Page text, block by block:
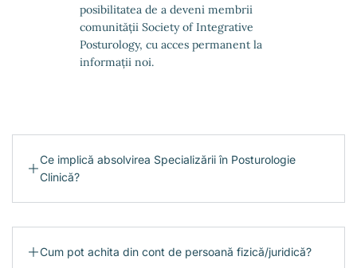
posibilitatea de a deveni membrii
comunității Society of Integrative
Posturology, cu acces permanent la
informații noi.
Ce implică absolvirea Specializării în Posturologie
Clinică?
Cum pot achita din cont de persoană fizică/juridică?